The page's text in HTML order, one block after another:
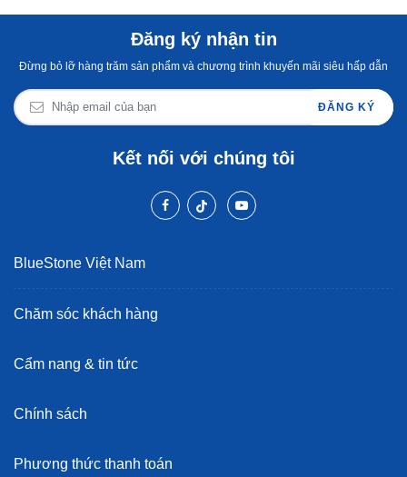
Đăng ký nhận tin
Đừng bỏ lỡ hàng trăm sản phẩm và chương trình khuyến mãi siêu hấp dẫn
ĐĂNG KÝ
Kết nối với chúng tôi
BlueStone Việt Nam
Chăm sóc khách hàng
Cẩm nang & tin tức
Chính sách
Phương thức thanh toán